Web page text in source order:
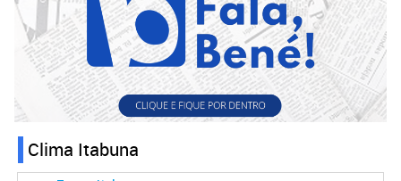
Clima Itabuna